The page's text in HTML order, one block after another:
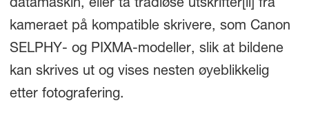
datamaskin, eller ta trådløse utskrifter[ii] fra
kameraet på kompatible skrivere, som Canon
SELPHY- og PIXMA-modeller, slik at bildene
kan skrives ut og vises nesten øyeblikkelig
etter fotografering.